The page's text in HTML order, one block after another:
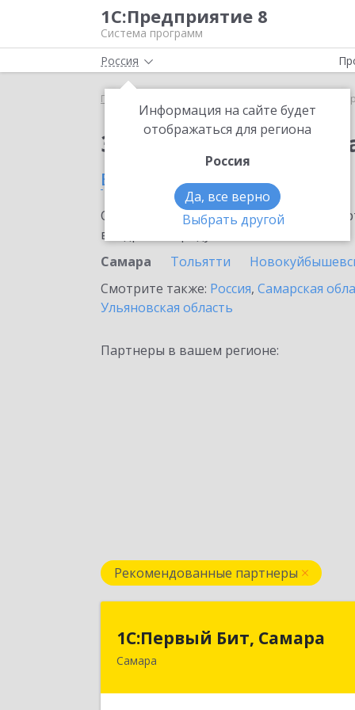
1С:Предприятие 8
Система программ
Россия
Информация на сайте будет
отображаться для региона
Россия
Да, все верно
Выбрать другой
Главная
Заказать
в Самаре
Ознакомьтесь с информационными
внедрение продукта.
Самара
Тольятти
Смотрите также: Россия, Самарская
Ульяновская область
Партнеры в вашем регионе:
Рекомендованные партнеры
1С:Первый Бит, Самара
Самара
1С:Первый Бит, Самара
443013, Самарская обл, Самара г,